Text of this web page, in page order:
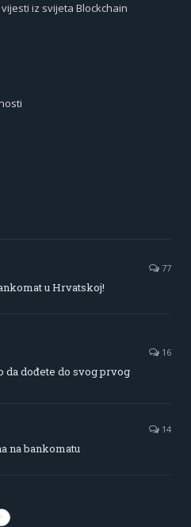
iz svijeta Blockchain
77
u Hrvatskoj!
16
da dođete do svog prvog
14
na bankomatu